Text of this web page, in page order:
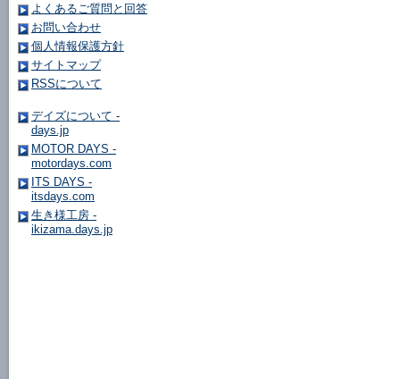
よくあるご質問と回答
お問い合わせ
個人情報保護方針
サイトマップ
RSSについて
デイズについて -
days.jp
MOTOR DAYS -
motordays.com
ITS DAYS -
itsdays.com
生き様工房 -
ikizama.days.jp